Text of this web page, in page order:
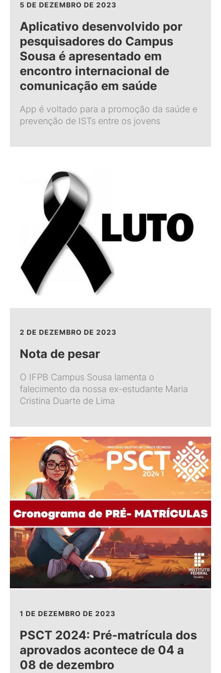
5 DE DEZEMBRO DE 2023
Aplicativo desenvolvido por
pesquisadores do Campus
Sousa é apresentado em
encontro internacional de
comunicação em saúde
App é voltado para a promoção da saúde e
prevenção de ISTs entre os jovens
2 DE DEZEMBRO DE 2023
Nota de pesar
O IFPB Campus Sousa lamenta o
falecimento da nossa ex-estudante Maria
Cristina Duarte de Lima
1 DE DEZEMBRO DE 2023
PSCT 2024: Pré-matrícula dos
aprovados acontece de 04 a
08 de dezembro